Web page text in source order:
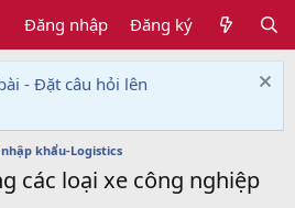
Đăng nhập Đăng ký
- Đặt câu hỏi lên
khẩu-Logistics
các loại xe công nghiệp